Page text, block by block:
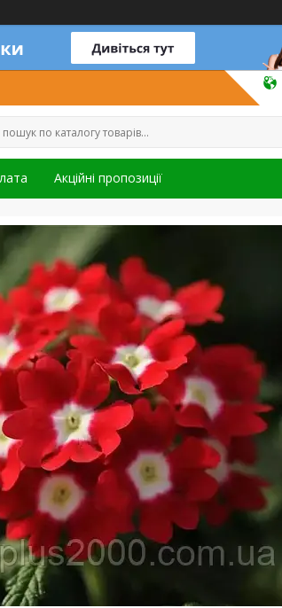
Акційні пропозиції